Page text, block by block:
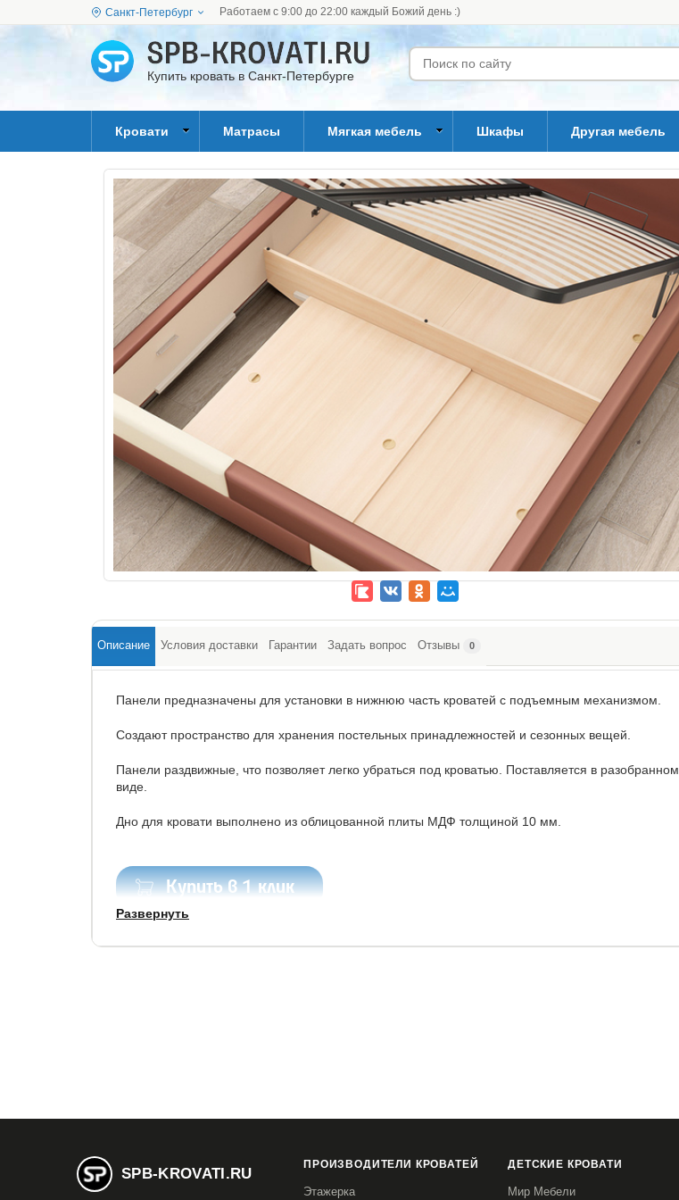
Санкт-Петербург Работаем с 9:00 до 22:00 каждый Божий день :)
Купить кровать в Санкт-Петербурге
Кровати Матрасы Мягкая мебель Шкафы Другая мебель
Описание Условия доставки Гарантии Задать вопрос Отзывы 0
Панели предназначены для установки в нижнюю часть кроватей c подъемным механизмом.
Создают пространство для хранения постельных принадлежностей и сезонных вещей.
Панели раздвижные, что позволяет легко убраться под кроватью. Поставляется в разобранном
виде.
Дно для кровати выполнено из облицованной плиты МДФ толщиной 10 мм.
Купить в 1 клик
Развернуть
SPB-KROVATI.RU
ПРОИЗВОДИТЕЛИ КРОВАТЕЙ
Этажерка
ДЕТСКИЕ КРОВАТИ
Мир Мебели